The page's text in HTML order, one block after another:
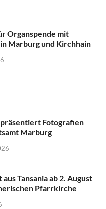
Organspende mit
Marburg und Kirchhain
Fotografien
Marburg
Tansania ab 2. August
Pfarrkirche